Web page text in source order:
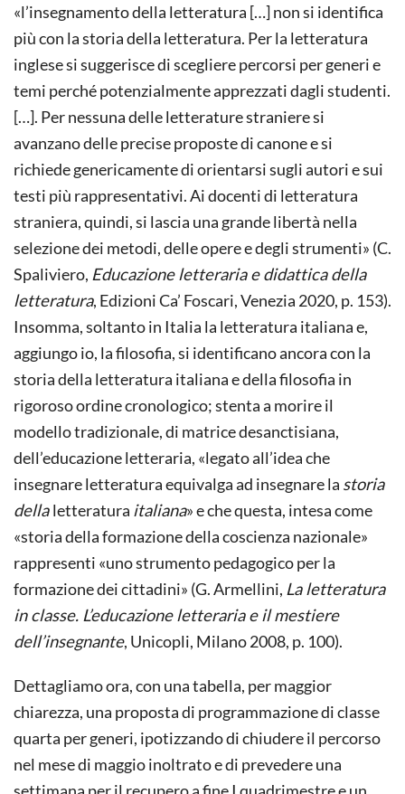
«l’insegnamento della letteratura […] non si identifica
più con la storia della letteratura. Per la letteratura
inglese si suggerisce di scegliere percorsi per generi e
temi perché potenzialmente apprezzati dagli studenti.
[…]. Per nessuna delle letterature straniere si
avanzano delle precise proposte di canone e si
richiede genericamente di orientarsi sugli autori e sui
testi più rappresentativi. Ai docenti di letteratura
straniera, quindi, si lascia una grande libertà nella
selezione dei metodi, delle opere e degli strumenti» (C.
Spaliviero, Educazione letteraria e didattica della
letteratura, Edizioni Ca’ Foscari, Venezia 2020, p. 153).
Insomma, soltanto in Italia la letteratura italiana e,
aggiungo io, la filosofia, si identificano ancora con la
storia della letteratura italiana e della filosofia in
rigoroso ordine cronologico; stenta a morire il
modello tradizionale, di matrice desanctisiana,
dell’educazione letteraria, «legato all’idea che
insegnare letteratura equivalga ad insegnare la storia
dellaletteratura italiana» e che questa, intesa come
«storia della formazione della coscienza nazionale»
rappresenti «uno strumento pedagogico per la
formazione dei cittadini» (G. Armellini, La letteratura
in classe. L’educazione letteraria e il mestiere
dell’insegnante, Unicopli, Milano 2008, p. 100).
Dettagliamo ora, con una tabella, per maggior
chiarezza, una proposta di programmazione di classe
quarta per generi, ipotizzando di chiudere il percorso
nel mese di maggio inoltrato e di prevedere una
settimana per il recupero a fine I quadrimestre e un